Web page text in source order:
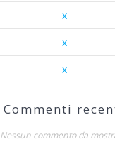
x
x
x
Commenti
Nessun commento da